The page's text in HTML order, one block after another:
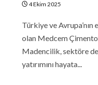
4 Ekim 2025
Türkiye ve
olan Medcem
Madencilik, sektöre
yatırımını hayata...